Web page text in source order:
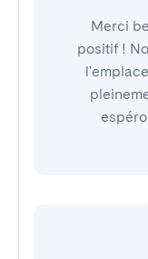
Merci
positif !